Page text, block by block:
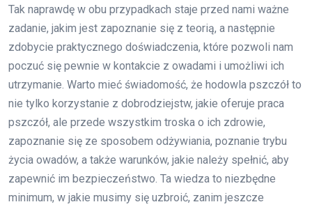
Tak naprawdę w obu przypadkach staje przed nami ważne
zadanie, jakim jest zapoznanie się z teorią, a następnie
zdobycie praktycznego doświadczenia, które pozwoli nam
poczuć się pewnie w kontakcie z owadami i umożliwi ich
utrzymanie. Warto mieć świadomość, że hodowla pszczół to
nie tylko korzystanie z dobrodziejstw, jakie oferuje praca
pszczół, ale przede wszystkim troska o ich zdrowie,
zapoznanie się ze sposobem odżywiania, poznanie trybu
życia owadów, a także warunków, jakie należy spełnić, aby
zapewnić im bezpieczeństwo. Ta wiedza to niezbędne
minimum, w jakie musimy się uzbroić, zanim jeszcze